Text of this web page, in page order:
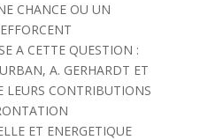
CHANCE OU UN
A CETTE QUESTION :
A. GERHARDT ET
LEURS CONTRIBUTIONS
ET ENERGETIQUE